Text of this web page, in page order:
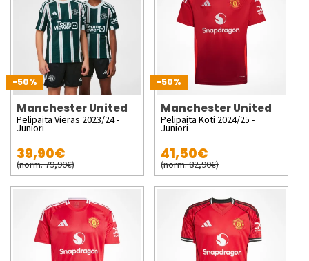
-50%
Manchester United
Pelipaita Vieras 2023/24 -
Juniori
39,90€
(norm. 79,90€)
-50%
Manchester United
Pelipaita Koti 2024/25 -
Juniori
41,50€
(norm. 82,90€)